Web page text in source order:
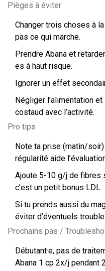
Pièges à éviter
Changer trois choses à
pas ce qui marche.
Prendre Abana et
es à haut risque.
Ignorer un effet
Négliger l’alimentation
costaud avec l’activité.
Pro tips
Note ta prise (matin/
régularité aide
Ajoute 5-10 g/j de fibres
c’est un petit bonus LDL.
Si tu prends aussi du
éviter d’éventuels
Prochains pas /
Débutant·e, pas de
Abana 1 cp 2x/j pendant